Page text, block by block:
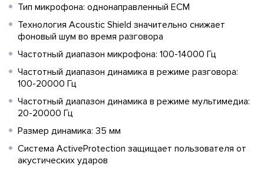
Тип микрофона: однонаправленный ECM
Технология Acoustic Shield значительно снижает
фоновый шум во время разговора
Частотный диапазон микрофона: 100-14000 Гц
Частотный диапазон динамика в режиме разговора:
100-20000 Гц
Частотный диапазон динамика в режиме мультимедиа:
20-20000 Гц
Размер динамика: 35 мм
Система ActiveProtection защищает пользователя от
акустических ударов